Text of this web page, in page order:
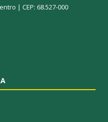
| CEP: 68.527-000